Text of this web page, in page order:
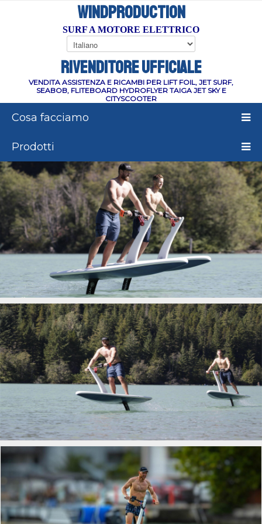
WINDPRODUCTION
SURF A MOTORE ELETTRICO
RIVENDITORE UFFICIALE
VENDITA ASSISTENZA E RICAMBI PER LIFT FOIL, JET SURF,
SEABOB, FLITEBOARD HYDROFLYER TAIGA JET SKY E
CITYSCOOTER
Cosa facciamo
Prodotti